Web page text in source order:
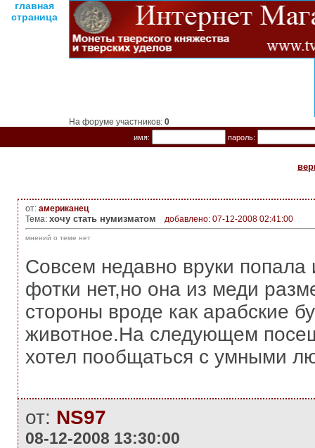
главная
страница
На форуме участников: 0
имя: пароль:
от: американец
Тема: хочу стать нумизматом добавлено: 07-12-2008 02:41:00
мнений о теме нет
Совсем недавно вруки
фотки нет,но она из меди
стороны вроде как арабские
животное.На следующем
хотел пообщаться с умными
от: NS97
08-12-2008 13:30:00